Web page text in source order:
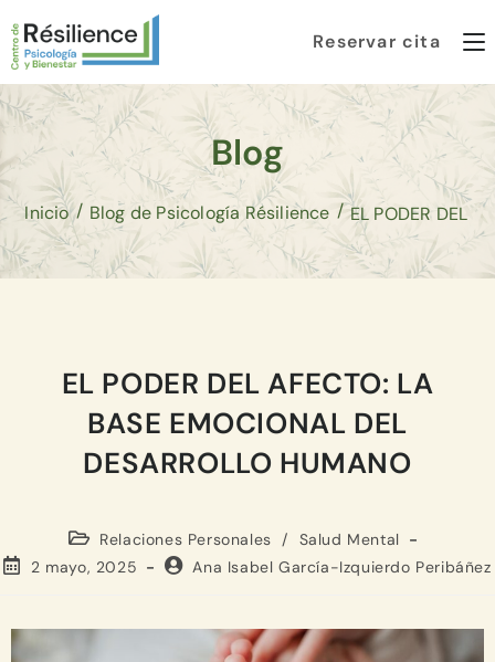
Reservar cita
Blog
Inicio / Blog de Psicología Résilience /
EL PODER DEL AFECTO: LA
BASE EMOCIONAL DEL
DESARROLLO HUMANO
Relaciones Personales /
Salud Mental
2 mayo, 2025
Ana Isabel García-Izquierdo Peribáñez